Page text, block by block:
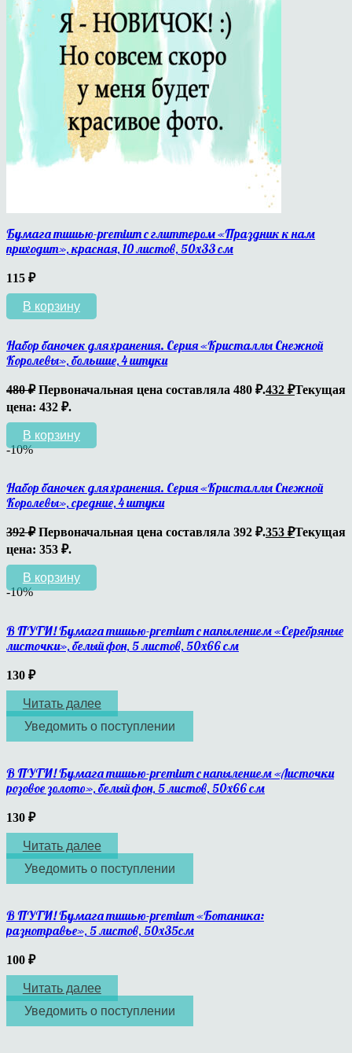
Бумага тишью-premium с глиттером «Праздник к нам
приходит», красная, 10 листов, 50х33 см
115 ₽
В корзину
Набор баночек для хранения. Серия «Кристаллы Снежной
Королевы», большие, 4 штуки
480₽ Первоначальная цена составляла 480 ₽.432 ₽Текущая
цена: 432 ₽.
В корзину
-10%
Набор баночек для хранения. Серия «Кристаллы Снежной
Королевы», средние, 4 штуки
392₽ Первоначальная цена составляла 392 ₽.353 ₽Текущая
цена: 353 ₽.
В корзину
-10%
В ПУТИ! Бумага тишью-premium с напылением «Серебряные
листочки», белый фон, 5 листов, 50х66 см
130 ₽
Читать далее
Уведомить о поступлении
В ПУТИ! Бумага тишью-premium с напылением «Листочки
розовое золото», белый фон, 5 листов, 50х66 см
130 ₽
Читать далее
Уведомить о поступлении
В ПУТИ! Бумага тишью-premium «Ботаника:
разнотравье», 5 листов, 50х35см
100 ₽
Читать далее
Уведомить о поступлении